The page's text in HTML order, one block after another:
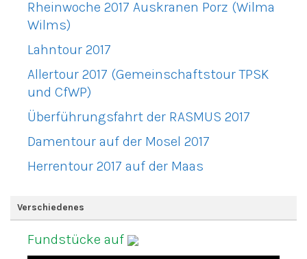
Rheinwoche 2017 Auskranen Porz (Wilma
Wilms)
Lahntour 2017
Allertour 2017 (Gemeinschaftstour TPSK
und CfWP)
Überführungsfahrt der RASMUS 2017
Damentour auf der Mosel 2017
Herrentour 2017 auf der Maas
Verschiedenes
Fundstücke auf